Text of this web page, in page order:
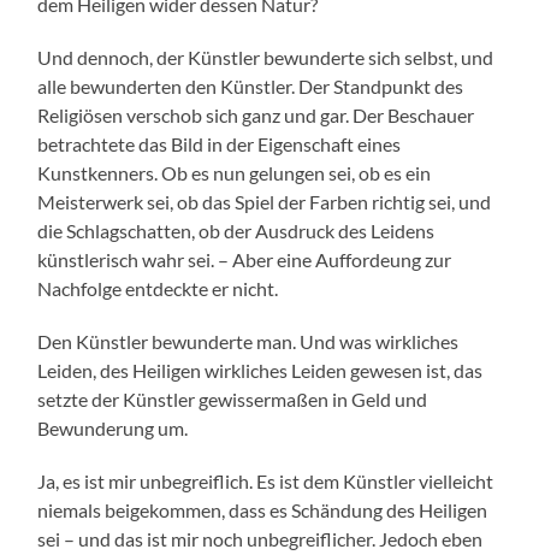
dem Heiligen wider dessen Natur?
Und dennoch, der Künstler bewunderte sich selbst, und
alle bewunderten den Künstler. Der Standpunkt des
Religiösen verschob sich ganz und gar. Der Beschauer
betrachtete das Bild in der Eigenschaft eines
Kunstkenners. Ob es nun gelungen sei, ob es ein
Meisterwerk sei, ob das Spiel der Farben richtig sei, und
die Schlagschatten, ob der Ausdruck des Leidens
künstlerisch wahr sei. – Aber eine Auffordeung zur
Nachfolge entdeckte er nicht.
Den Künstler bewunderte man. Und was wirkliches
Leiden, des Heiligen wirkliches Leiden gewesen ist, das
setzte der Künstler gewissermaßen in Geld und
Bewunderung um.
Ja, es ist mir unbegreiflich. Es ist dem Künstler vielleicht
niemals beigekommen, dass es Schändung des Heiligen
sei – und das ist mir noch unbegreiflicher. Jedoch eben